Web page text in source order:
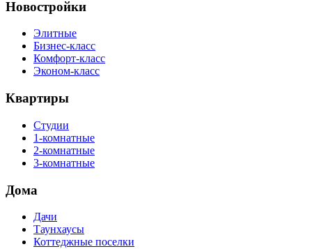
Новостройки
Элитные
Бизнес-класс
Комфорт-класс
Эконом-класс
Квартиры
Студии
1-комнатные
2-комнатные
3-комнатные
Дома
Дачи
Таунхаусы
Коттеджные поселки